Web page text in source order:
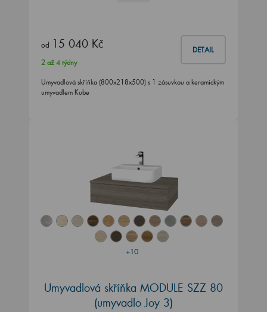
od 15 040 Kč DETAIL
2 až 4 týdny
Umyvadlová skříňka (800x218x500) s 1 zásuvkou a keramickým
umyvadlem Kube
+10
Umyvadlová skříňka MODULE SZZ 80
(umyvadlo Joy 3)